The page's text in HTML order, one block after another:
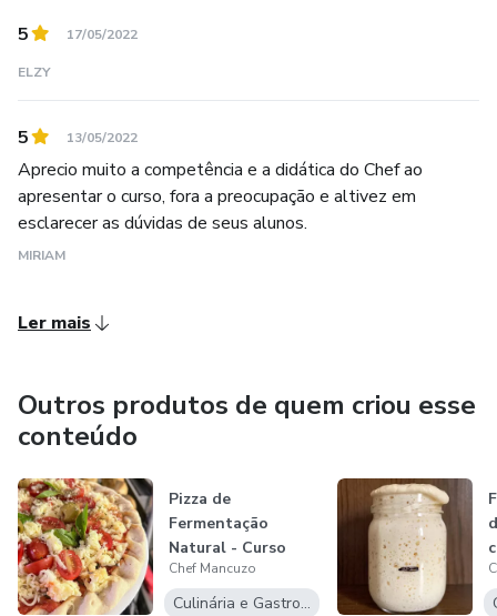
5 17/05/2022
ELZY
5 13/05/2022
Aprecio muito a competência e a didática do Chef ao
apresentar o curso, fora a preocupação e altivez em
esclarecer as dúvidas de seus alunos.
MIRIAM
Ler mais
Outros produtos de quem criou esse
conteúdo
Pizza de
Fermentação
Natural - Curso
Completo
Chef Mancuzo
Culinária e Gastronomia